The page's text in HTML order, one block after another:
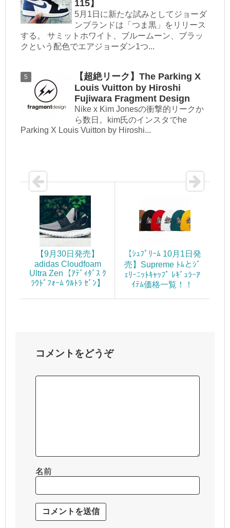
115】
5月1日に新たな試みとしてジョーダ
ンブランドは「つま黒」をリリース
する。 サミットホワイト、ブルームーン、ブラッ
クという配色でエアジョーダン1つ...
【超絶リーク】The Parking X
Louis Vuitton by Hiroshi
Fujiwara Fragment Design
Nike x Kim Jonesの衝撃的リークか
ら数日。kim氏のインスタでhe
Parking X Louis Vuitton by Hiroshi...
【9月30日発売】
adidas Cloudfoam
Ultra Zen【ｱﾃﾞｨﾀﾞｽ ｸ
ﾗｳﾄﾞﾌｫｰﾑ ｳﾙﾄﾗ ｾﾞﾝ】
【ｼｭﾌﾟﾘｰﾑ 10月1日発
売】Supreme ﾄﾑとｼﾞ
ｪﾘｰﾆｯﾄｷｬｯﾌﾟ ﾚｷﾞｭﾗｰｱ
ｲﾃﾑ価格一覧！！
コメントをどうぞ
名前